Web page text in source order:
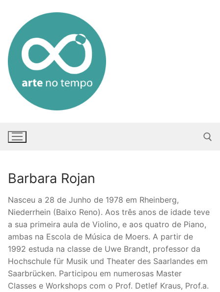
conteúdo
Barbara Rojan
Nasceu a 28 de Junho de 1978 em Rheinberg,
Niederrhein (Baixo Reno). Aos três anos de idade teve
a sua primeira aula de Violino, e aos quatro de Piano,
ambas na Escola de Música de Moers. A partir de
1992 estuda na classe de Uwe Brandt, professor da
Hochschule für Musik und Theater des Saarlandes em
Saarbrücken. Participou em numerosas Master
Classes e Workshops com o Prof. Detlef Kraus, Prof.a.